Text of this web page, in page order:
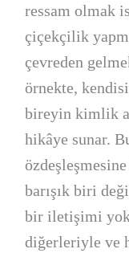
ressam olmak
çiçekçilik
çevreden
örnekte,
bireyin kimlik
hikâye sunar.
barışık biri
bir iletişimi
diğerleriyle ve